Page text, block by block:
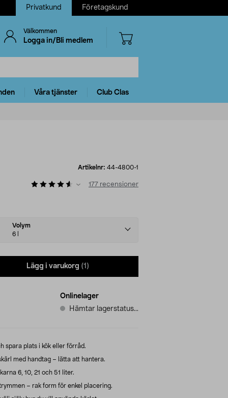
Privatkund Företagskund
Välkommen
Logga in/Bli medlem
Våra tjänster Club Clas
Artikelnr: 44-4800-1
177 recensioner
Volym
6 l
Lägg i varukorg (1)
Onlinelager
Hämtar lagerstatus...
spara plats i kök eller förråd.
med handtag – lätta att hantera.
6, 10, 21 och 51 liter.
– rak form för enkel placering.